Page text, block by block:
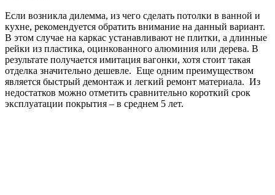
Если возникла дилемма, из чего сделать потолки в ванной и
кухне, рекомендуется обратить внимание на данный вариант.
В этом случае на каркас устанавливают не плитки, а длинные
рейки из пластика, оцинкованного алюминия или дерева. В
результате получается имитация вагонки, хотя стоит такая
отделка значительно дешевле. Еще одним преимуществом
является быстрый демонтаж и легкий ремонт материала. Из
недостатков можно отметить сравнительно короткий срок
эксплуатации покрытия – в среднем 5 лет.